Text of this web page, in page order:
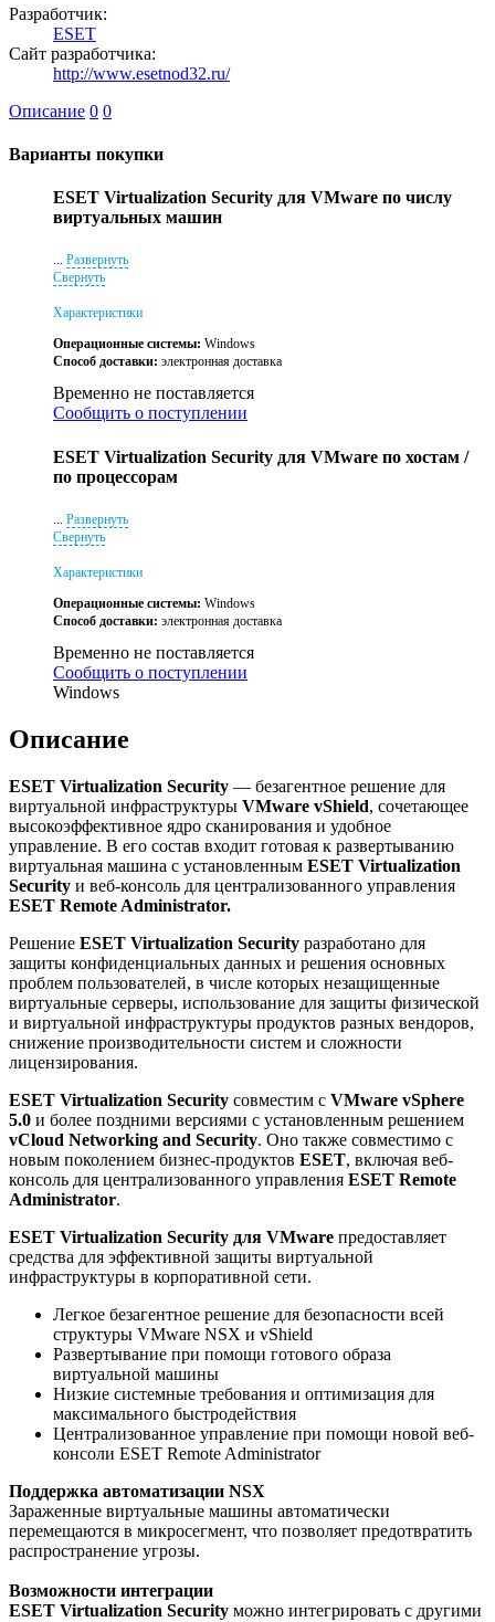
Разработчик:
ESET
Сайт разработчика:
http://www.esetnod32.ru/
Описание 0 0
Варианты покупки
ESET Virtualization Security для VMware по числу
виртуальных машин
... Развернуть
Свернуть
Характеристики
Операционные системы: Windows
Способ доставки: электронная доставка
Временно не поставляется
Сообщить о поступлении
ESET Virtualization Security для VMware по хостам /
по процессорам
... Развернуть
Свернуть
Характеристики
Операционные системы: Windows
Способ доставки: электронная доставка
Временно не поставляется
Сообщить о поступлении
Windows
Описание
ESET Virtualization Security — безагентное решение для
виртуальной инфраструктуры VMware vShield, сочетающее
высокоэффективное ядро сканирования и удобное
управление. В его состав входит готовая к развертыванию
виртуальная машина с установленным ESET Virtualization
Security и веб-консоль для централизованного управления
ESET Remote Administrator.
Решение ESET Virtualization Security разработано для
защиты конфиденциальных данных и решения основных
проблем пользователей, в числе которых незащищенные
виртуальные серверы, использование для защиты физической
и виртуальной инфраструктуры продуктов разных вендоров,
снижение производительности систем и сложности
лицензирования.
ESET Virtualization Security совместим с VMware vSphere
5.0 и более поздними версиями с установленным решением
vCloud Networking and Security. Оно также совместимо с
новым поколением бизнес-продуктов ESET, включая веб-
консоль для централизованного управления ESET Remote
Administrator.
ESET Virtualization Security для VMware предоставляет
средства для эффективной защиты виртуальной
инфраструктуры в корпоративной сети.
Легкое безагентное решение для безопасности всей
структуры VMware NSX и vShield
Развертывание при помощи готового образа
виртуальной машины
Низкие системные требования и оптимизация для
максимального быстродействия
Централизованное управление при помощи новой веб-
консоли ESET Remote Administrator
Поддержка автоматизации NSX
Зараженные виртуальные машины автоматически
перемещаются в микросегмент, что позволяет предотвратить
распространение угрозы.
Возможности интеграции
ESET Virtualization Security можно интегрировать с другими